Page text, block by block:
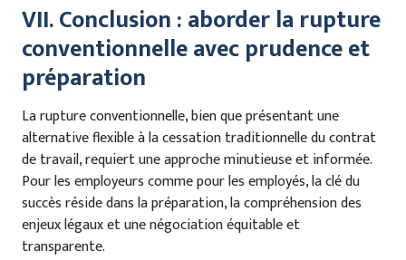
VII. Conclusion : aborder la rupture
conventionnelle avec prudence et
préparation
La rupture conventionnelle, bien que présentant une
alternative flexible à la cessation traditionnelle du contrat
de travail, requiert une approche minutieuse et informée.
Pour les employeurs comme pour les employés, la clé du
succès réside dans la préparation, la compréhension des
enjeux légaux et une négociation équitable et
transparente.